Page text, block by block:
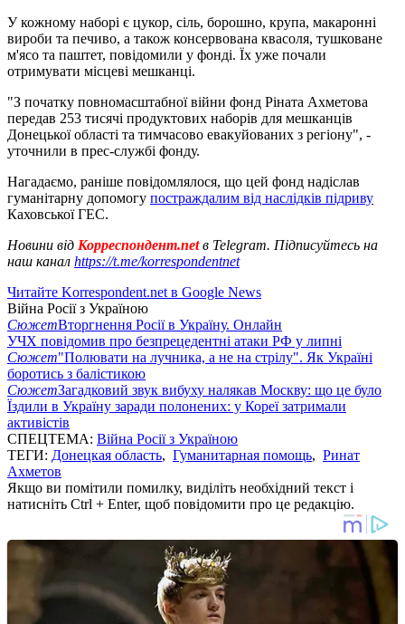
У кожному наборі є цукор, сіль, борошно, крупа, макаронні
вироби та печиво, а також консервована квасоля, тушковане
м'ясо та паштет, повідомили у фонді. Їх уже почали
отримувати місцеві мешканці.
"З початку повномасштабної війни фонд Ріната Ахметова
передав 253 тисячі продуктових наборів для мешканців
Донецької області та тимчасово евакуйованих з регіону", -
уточнили в прес-службі фонду.
Нагадаємо, раніше повідомлялося, що цей фонд надіслав
гуманітарну допомогу постраждалим від наслідків підриву
Каховської ГЕС.
Новини від Корреспондент.netв Telegram. Підписуйтесь на
наш канал https://t.me/korrespondentnet
Читайте Korrespondent.net в Google News
Війна Росії з Україною
СюжетВторгнення Росії в Україну. Онлайн
УЧХ повідомив про безпрецедентні атаки РФ у липні
Сюжет"Полювати на лучника, а не на стрілу". Як Україні
боротись з балістикою
СюжетЗагадковий звук вибуху налякав Москву: що це було
Їздили в Україну заради полонених: у Кореї затримали
активістів
СПЕЦТЕМА: Війна Росії з Україною
ТЕГИ: Донецкая область, Гуманитарная помощь, Ринат
Ахметов
Якщо ви помітили помилку, виділіть необхідний текст і
натисніть Ctrl + Enter, щоб повідомити про це редакцію.